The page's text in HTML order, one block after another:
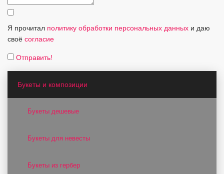
Я прочитал политику обработки персональных данных и даю
своё согласие
Отправить!
Букеты и композиции
Букеты дешевые
Букеты для невесты
Букеты из гербер